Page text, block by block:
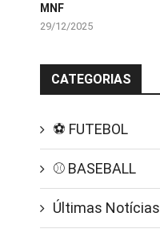
MNF
29/12/2025
CATEGORIAS
⚽ FUTEBOL
⚾ BASEBALL
Últimas Notícias